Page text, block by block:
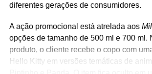
diferentes gerações de consumidores.
A ação promocional está atrelada aos
opções de tamanho de 500 ml e 700 ml.
produto, o cliente recebe o copo com
Hello Kitty em versões temáticas de